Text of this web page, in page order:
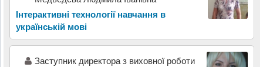
Інтерактивні технології навчання в
українській мові
Заступник директора з виховної роботи